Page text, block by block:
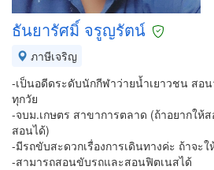
ธันยารัศมิ์ จรูญรัตน์
ภาษีเจริญ
-เป็นอดีดระดับนักกีฬาว่ายน้ำเยาวชน สอ
ทุกวัย
-จบม.เกษตร สาขาการตลาด (ถ้าอยากให้
สอนได้)
-มีรถขับสะดวกเรื่องการเดินทางค่ะ ถ้าจะ
-สามารถสอนขับรถและสอนฟิตเนสได้